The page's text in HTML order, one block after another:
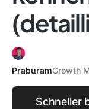
PraburamGrowth
Schneller